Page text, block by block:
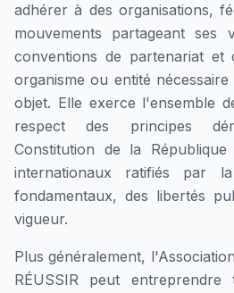
adhérer à des organisations,
mouvements partageant ses
conventions de partenariat
organisme ou entité
objet. Elle exerce l'ensemble
respect des principes
Constitution de la
internationaux ratifiés par
fondamentaux, des libertés
vigueur.
Plus généralement,
RÉUSSIR peut